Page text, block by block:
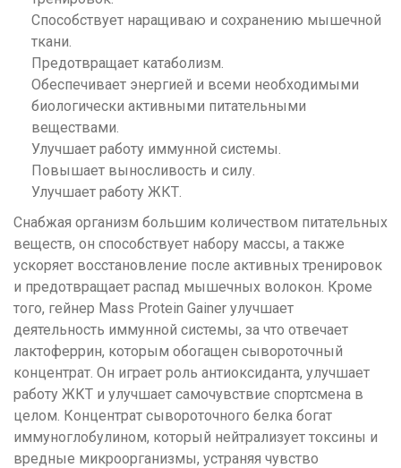
Способствует наращиваю и сохранению мышечной
ткани.
Предотвращает катаболизм.
Обеспечивает энергией и всеми необходимыми
биологически активными питательными
веществами.
Улучшает работу иммунной системы.
Повышает выносливость и силу.
Улучшает работу ЖКТ.
Снабжая организм большим количеством питательных
веществ, он способствует набору массы, а также
ускоряет восстановление после активных тренировок
и предотвращает распад мышечных волокон. Кроме
того, гейнер Mass Protein Gainer улучшает
деятельность иммунной системы, за что отвечает
лактоферрин, которым обогащен сывороточный
концентрат. Он играет роль антиоксиданта, улучшает
работу ЖКТ и улучшает самочувствие спортсмена в
целом. Концентрат сывороточного белка богат
иммуноглобулином, который нейтрализует токсины и
вредные микроорганизмы, устраняя чувство